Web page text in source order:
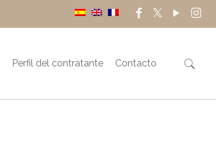
Perfil del contratante Contacto